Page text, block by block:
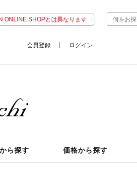
ONLINE SHOPとは異なります
会員登録 ログイン
ら探す 価格から探す